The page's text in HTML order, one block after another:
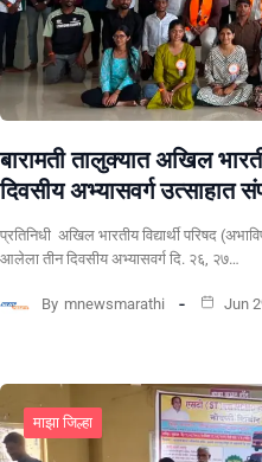
बारामती तालुक्यात अखिल
दिवसीय अभ्यासवर्ग उत्साहात
प्रतिनिधी अखिल भारतीय विद्यार्थी परिषद
आलेला तीन दिवसीय अभ्यासवर्ग दि. २६, २७…
By mnewsmarathi Jun
माझा जिल्हा